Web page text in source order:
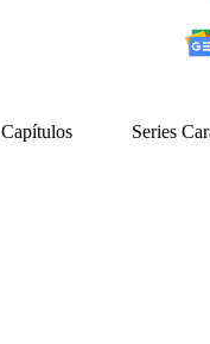
Capítulos Series